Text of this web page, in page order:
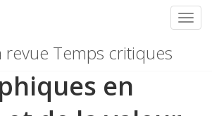
revue Temps critiques
catégories
en